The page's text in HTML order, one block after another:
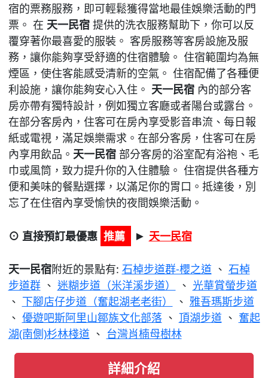
宿的票務服務，即可輕鬆獲得當地最佳娛樂活動的門
票。 在 天一民宿提供的洗衣服務幫助下，你可以反
覆穿著你最喜愛的服裝。 客房服務等客房設施及服
務，讓你能夠享受舒適的住宿體驗。 住宿範圍均為無
煙區，使住客能感受清新的空氣。 住宿配備了各種便
利設施，讓你能夠安心入住。 天一民宿內的部分客
房亦帶有獨特設計，例如獨立客廳或者陽台或露台。
在部分客房內，住客可在房內享受影音串流、每日報
紙或電視，滿足娛樂需求。在部分客房，住客可在房
內享用飲品。 天一民宿部分客房的浴室配有浴袍、毛
巾或風筒，致力提升你的入住體驗。 住宿提供各種方
便和美味的餐點選擇，以滿足你的胃口。抵達後，別
忘了在住宿內享受愉快的夜間娛樂活動。
⊙ 直接預訂最優惠 推薦 ► 天一民宿
天一民宿附近的景點有: 石棹步道群-櫻之道、 石棹
步道群、 迷糊步道（米洋溪步道） 、 光華賞螢步道
、 下腳店仔步道（奮起湖老老街） 、 雅吾瑪斯步道
、 優遊吧斯阿里山鄒族文化部落、 頂湖步道、 奮起
湖(南側)杉林棧道、 台灣肖楠母樹林
詳細介紹